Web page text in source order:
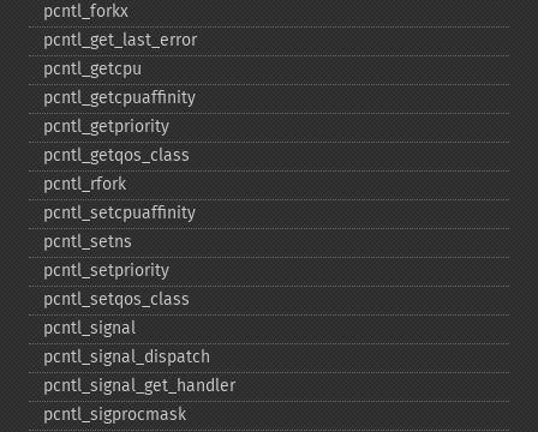
pcntl_​forkx
pcntl_​get_​last_​error
pcntl_​getcpu
pcntl_​getcpuaffinity
pcntl_​getpriority
pcntl_​getqos_​class
pcntl_​rfork
pcntl_​setcpuaffinity
pcntl_​setns
pcntl_​setpriority
pcntl_​setqos_​class
pcntl_​signal
pcntl_​signal_​dispatch
pcntl_​signal_​get_​handler
pcntl_​sigprocmask